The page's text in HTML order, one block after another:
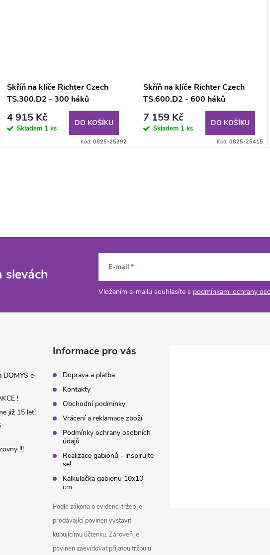
Skříň na klíče Richter Czech
TS.300.D2 - 300 háků
4 915 Kč
Skladem 1 ks
DO KOŠÍKU
Kód: 0825-25392
Skříň na klíče Richter Czech
TS.600.D2 - 600 háků
7 159 Kč
Skladem 1 ks
DO KOŠÍKU
Kód: 0825-25415
slevách E-mail
Vložením e-mailu souhlasíte s podmínkami ochrany
DOMYS e-
!
již 15 let!
!!!
Informace pro vás
Doprava a platba
Kontakty
Obchodní podmínky
Vrácení a reklamace zboží
Podmínky ochrany osobních
údajů
Realizace gabionů - inspirujte
se!
Kalkulačka gabionu 10x10
cm
Podle zákona o evidenci tržeb je
prodávající povinen vystavit
kupujícímu účtenku. Zároveň je
povinen zaevidovat přijatou tržbu u